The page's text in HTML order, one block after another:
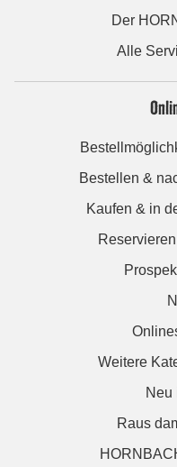
Der
Alle
Bestellen &
Kaufen & in
Weitere
Neu
Raus